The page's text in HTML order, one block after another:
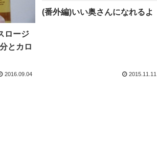
ロージ
とカロ
2016.09.04
(番外編)いい奥さんになれるよ
2015.11.11